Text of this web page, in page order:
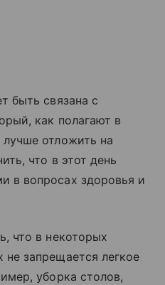
быть связана с
как полагают в
отложить на
что в этот день
в вопросах здоровья и
что в некоторых
не запрещается легкое
уборка столов,